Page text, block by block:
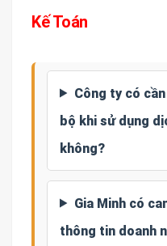
Kế Toán
Công ty có
bộ khi sử dụng
không?
Gia Minh có
thông tin doanh